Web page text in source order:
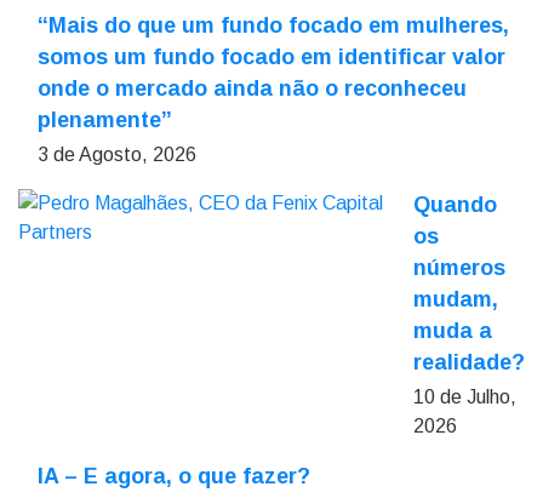
“Mais do que um fundo focado em mulheres,
somos um fundo focado em identificar valor
onde o mercado ainda não o reconheceu
plenamente”
3 de Agosto, 2026
Quando
os
números
mudam,
muda a
realidade?
10 de Julho,
2026
IA – E agora, o que fazer?